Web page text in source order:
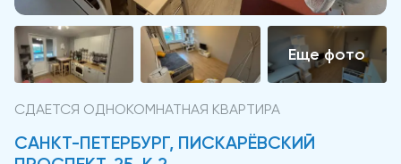
СДАЕТСЯ ОДНОКОМНАТНАЯ КВАРТИРА
САНКТ-ПЕТЕРБУРГ, ПИСКАРЁВСКИЙ